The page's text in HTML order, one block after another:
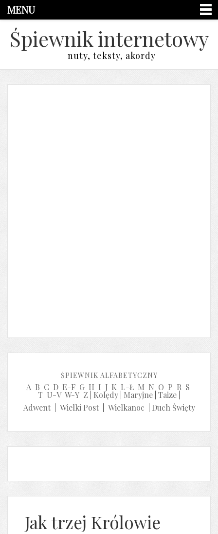
MENU
Śpiewnik internetowy
nuty, teksty, akordy
ŚPIEWNIK ALFABETYCZNY
A B C D E-F G H I J K L-Ł M N O P R S
T U-V W-Y Z Kolędy Maryjne Taize
Adwent| Wielki Post| Wielkanoc Duch Święty
Jak trzej Królowie